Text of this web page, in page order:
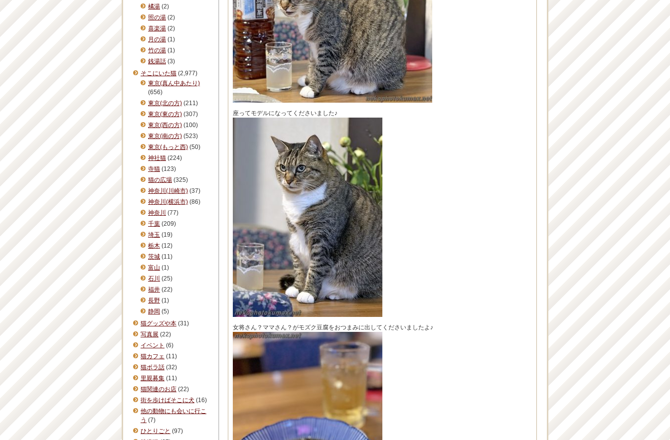
座ってモデルになってくださいました♪
女将さん？ママさん？がモズク豆腐をおつまみに出してくださいましたよ♪
橘湯 (2)
照の湯 (2)
喜楽湯 (2)
月の湯 (1)
竹の湯 (1)
銭湯話 (3)
そこにいた猫 (2,977)
東京(真ん中あたり)
(656)
東京(北の方) (211)
東京(東の方) (307)
東京(西の方) (100)
東京(南の方) (523)
東京(もっと西) (50)
神社猫 (224)
寺猫 (123)
猫の広場 (325)
神奈川(川崎市) (37)
神奈川(横浜市) (86)
神奈川 (77)
千葉 (209)
埼玉 (19)
栃木 (12)
茨城 (11)
富山 (1)
石川 (25)
福井 (22)
長野 (1)
静岡 (5)
猫グッズや本 (31)
写真展 (22)
イベント (6)
猫カフェ (11)
猫ボラ話 (32)
里親募集 (11)
猫関連のお店 (22)
街を歩けばそこに犬 (16)
他の動物にも会いに行こ
う (7)
ひとりごと (97)